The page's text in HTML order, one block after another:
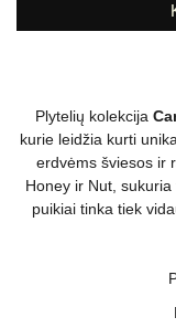
Plytelių kolekcija
kurie leidžia kurti
erdvėms šviesos ir
Honey ir Nut,
puikiai tinka tiek